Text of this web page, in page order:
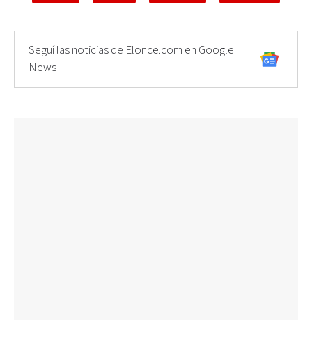
Seguí las noticias de Elonce.com en Google
News